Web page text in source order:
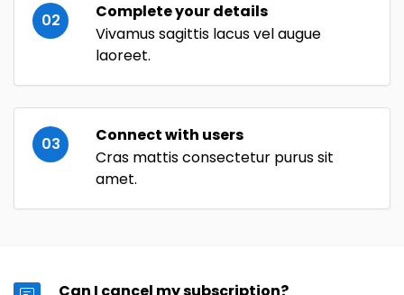
02
Complete your details
Vivamus sagittis lacus vel augue
laoreet.
03
Connect with users
Cras mattis consectetur purus sit
amet.